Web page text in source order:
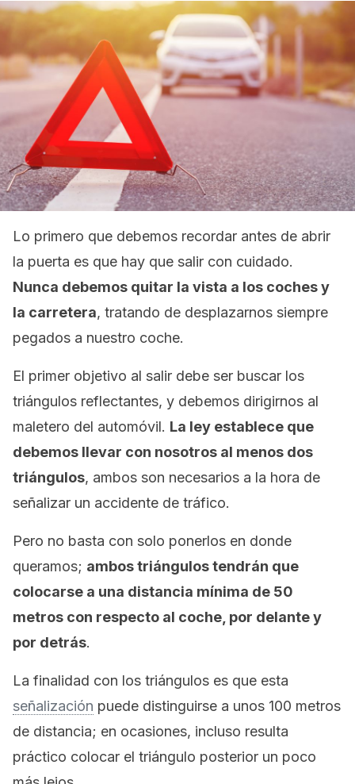
Lo primero que debemos recordar antes de abrir
la puerta es que hay que salir con cuidado.
Nunca debemos quitar la vista a los coches y
la carretera, tratando de desplazarnos siempre
pegados a nuestro coche.
El primer objetivo al salir debe ser buscar los
triángulos reflectantes, y debemos dirigirnos al
maletero del automóvil. La ley establece que
debemos llevar con nosotros al menos dos
triángulos, ambos son necesarios a la hora de
señalizar un accidente de tráfico.
Pero no basta con solo ponerlos en donde
queramos; ambos triángulos tendrán que
colocarse a una distancia mínima de 50
metros con respecto al coche, por delante y
por detrás.
La finalidad con los triángulos es que esta
señalización puede distinguirse a unos 100 metros
de distancia; en ocasiones, incluso resulta
práctico colocar el triángulo posterior un poco